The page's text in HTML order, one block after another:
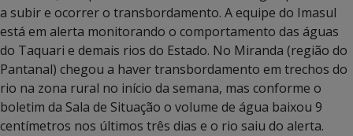
a subir e ocorrer o transbordamento. A equipe do Imasul
está em alerta monitorando o comportamento das águas
do Taquari e demais rios do Estado. No Miranda (região do
Pantanal) chegou a haver transbordamento em trechos do
rio na zona rural no início da semana, mas conforme o
boletim da Sala de Situação o volume de água baixou 9
centímetros nos últimos três dias e o rio saiu do alerta.